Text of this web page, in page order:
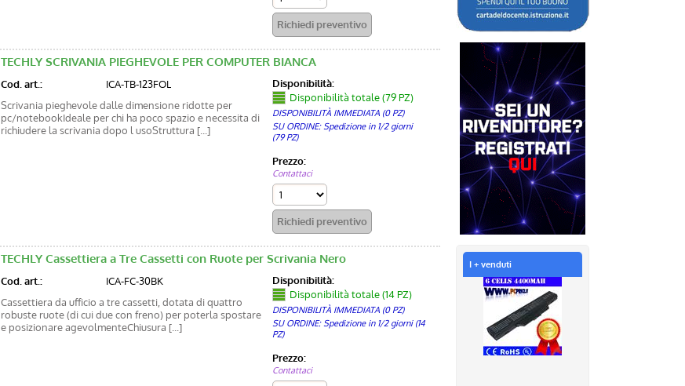
TECHLY SCRIVANIA PIEGHEVOLE PER COMPUTER BIANCA
Cod. art.:
ICA-TB-123FOL
Scrivania pieghevole dalle dimensione ridotte per
pc/notebookIdeale per chi ha poco spazio e necessita di
richiudere la scrivania dopo l usoStruttura [...]
Disponibilità:
Disponibilità totale (79 PZ)
DISPONIBILITÀ IMMEDIATA (0 PZ)
SU ORDINE: Spedizione in 1/2 giorni
(79 PZ)
Prezzo:
Contattaci
TECHLY Cassettiera a Tre Cassetti con Ruote per Scrivania Nero
Cod. art.:
ICA-FC-30BK
Cassettiera da ufficio a tre cassetti, dotata di quattro
robuste ruote (di cui due con freno) per poterla spostare
e posizionare agevolmenteChiusura [...]
Disponibilità:
Disponibilità totale (14 PZ)
DISPONIBILITÀ IMMEDIATA (0 PZ)
SU ORDINE: Spedizione in 1/2 giorni (14
PZ)
Prezzo:
Contattaci
I + venduti